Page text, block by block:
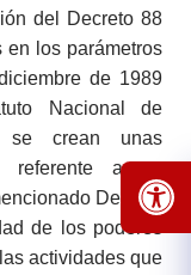
del Decreto 88
en los parámetros
de 1989
Nacional de
se crean unas
referente a su
Decreto
de los poderes
actividades que